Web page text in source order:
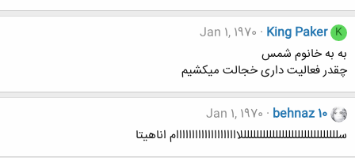
K
King Paker
Jan 1, 1970
به به خانوم شمس
چقدر فعالیت داری خجالت میکشیم
behnaz 10
Jan 1, 1970
سلللللللللللللللللللللللللللللللاااااااااااااااااااام اناهیتا